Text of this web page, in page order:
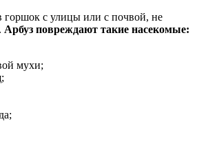
горшок с улицы или с почвой, не
Арбуз повреждают такие насекомые:
мухи;